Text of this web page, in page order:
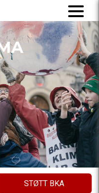
STØTT BKA